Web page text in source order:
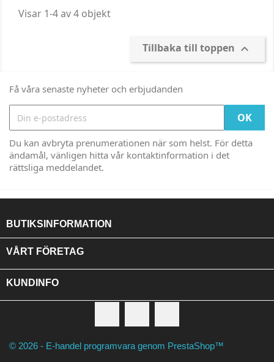
Visar 1-4 av 4 objekt
Tillbaka till toppen 
Få våra senaste nyheter och erbjudanden
Du kan avbryta prenumerationen när som helst. För detta
ändamål, vänligen hitta vår kontaktinformation i det
rättsliga meddelandet.
BUTIKSINFORMATION
VÅRT FÖRETAG
KUNDINFO
© 2026 - E-handel programvara genom PrestaShop™